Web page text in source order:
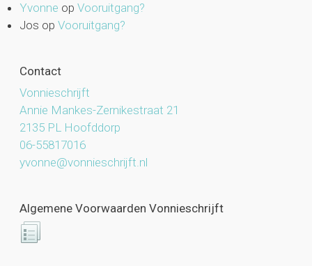
Yvonne op Vooruitgang?
Jos op Vooruitgang?
Contact
Vonnieschrijft
Annie Mankes-Zernikestraat 21
2135 PL Hoofddorp
06-55817016
yvonne@vonnieschrijft.nl
Algemene Voorwaarden Vonnieschrijft